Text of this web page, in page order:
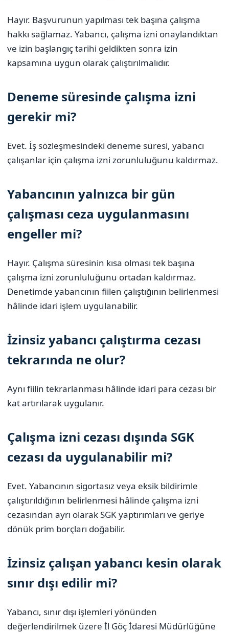
Hayır. Başvurunun yapılması tek başına çalışma
hakkı sağlamaz. Yabancı, çalışma izni onaylandıktan
ve izin başlangıç tarihi geldikten sonra izin
kapsamına uygun olarak çalıştırılmalıdır.
Deneme süresinde çalışma izni
gerekir mi?
Evet. İş sözleşmesindeki deneme süresi, yabancı
çalışanlar için çalışma izni zorunluluğunu kaldırmaz.
Yabancının yalnızca bir gün
çalışması ceza uygulanmasını
engeller mi?
Hayır. Çalışma süresinin kısa olması tek başına
çalışma izni zorunluluğunu ortadan kaldırmaz.
Denetimde yabancının fiilen çalıştığının belirlenmesi
hâlinde idari işlem uygulanabilir.
İzinsiz yabancı çalıştırma cezası
tekrarında ne olur?
Aynı fiilin tekrarlanması hâlinde idari para cezası bir
kat artırılarak uygulanır.
Çalışma izni cezası dışında SGK
cezası da uygulanabilir mi?
Evet. Yabancının sigortasız veya eksik bildirimle
çalıştırıldığının belirlenmesi hâlinde çalışma izni
cezasından ayrı olarak SGK yaptırımları ve geriye
dönük prim borçları doğabilir.
İzinsiz çalışan yabancı kesin olarak
sınır dışı edilir mi?
Yabancı, sınır dışı işlemleri yönünden
değerlendirilmek üzere İl Göç İdaresi Müdürlüğüne